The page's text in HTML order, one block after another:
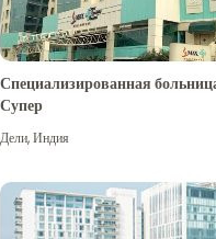
Специализированная
Супер
Дели,Индия